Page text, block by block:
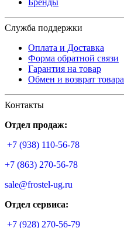
Служба поддержки
Оплата и Доставка
Форма обратной связи
Гарантия на товар
Обмен и возврат товара
Контакты
Отдел продаж:
+7 (938) 110-56-78
+7 (863) 270-56-78
sale@frostel-ug.ru
Отдел сервиса:
+7 (928) 270-56-79